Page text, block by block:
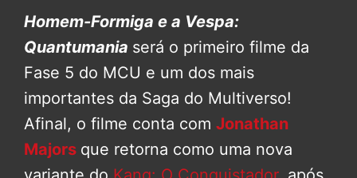
Homem-Formiga e a Vespa:
Quantumania será o primeiro filme da
Fase 5 do MCU e um dos mais
importantes da Saga do Multiverso!
Afinal, o filme conta com Jonathan
Majors que retorna como uma nova